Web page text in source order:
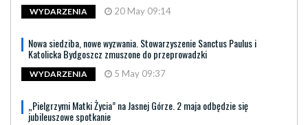
WYDARZENIA 20 May 09:14
Nowa siedziba, nowe wyzwania. Stowarzyszenie Sanctus Paulus i
Katolicka Bydgoszcz zmuszone do przeprowadzki
WYDARZENIA 5 May 09:37
„Pielgrzymi Matki Życia” na Jasnej Górze. 2 maja odbędzie się
jubileuszowe spotkanie